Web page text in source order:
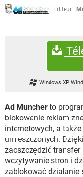
INSTAGRAM
ANDROID
FORUM
INSTAGRAM
INSTAGRAM
WINDOWS 10
Editeur :
Windows XP
Ad Muncher to
blokowanie reklam
internetowych, a
umieszczonych.
zaoszczędzić transfer
wczytywanie stron i
zablokować działanie